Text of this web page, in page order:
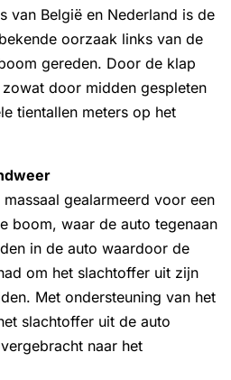
van België en Nederland is de
oorzaak links van de
gereden. Door de klap
door midden gespleten
tientallen meters op het
gealarmeerd voor een
boom, waar de auto tegenaan
in de auto waardoor de
om het slachtoffer uit zijn
Met ondersteuning van het
slachtoffer uit de auto
naar het